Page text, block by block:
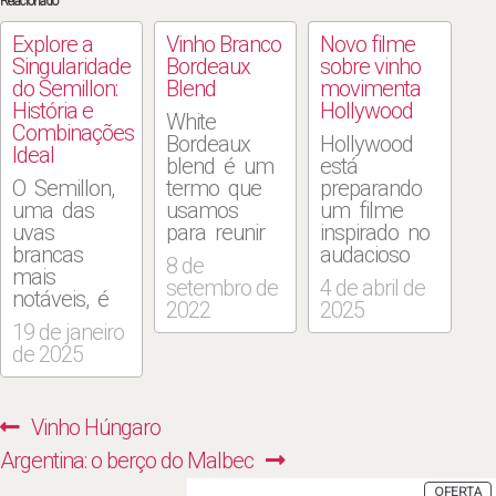
Explore a
Singularidade
do Semillon:
História e
Combinações
Ideal
O Semillon,
uma das
uvas
brancas
mais
notáveis, é
conhecida
por sua
capacidade
brancos de
qualidade
excepcional.
19 de janeiro
de 2025
Vinho Branco
Bordeaux
Blend
White
Bordeaux
blend é um
termo que
usamos
para reunir
vinhos
misturados
das três
clássicas
Blanc e
Muscadelle.
8 de
setembro de
2022
Novo filme
sobre vinho
movimenta
Hollywood
Hollywood
está
preparando
um filme
inspirado no
audacioso
roubo de
garrafas
raras do
Este evento
4 de abril de
2025
Navegação
de
Previous
post:
Vinho Húngaro
Next
Argentina: o berço do Malbec
OFERTA